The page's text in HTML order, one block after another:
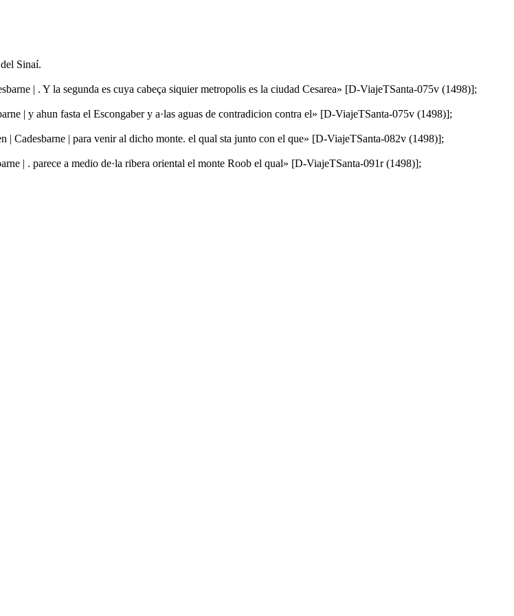
Sinaí.
| . Y la segunda es cuya cabeça siquier metropolis es la ciudad Cesarea» [D-ViajeTSanta-075v (1498)];
| y ahun fasta el Escongaber y a·las aguas de contradicion contra el» [D-ViajeTSanta-075v (1498)];
| Cadesbarne | para venir al dicho monte. el qual sta junto con el que» [D-ViajeTSanta-082v (1498)];
| . parece a medio de·la ribera oriental el monte Roob el qual» [D-ViajeTSanta-091r (1498)];